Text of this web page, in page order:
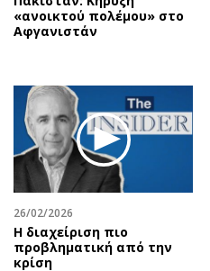
«ανοικτού πολέμου» στο
Αφγανιστάν
26/02/2026
Η διαχείριση πιο
προβληματική από την
κρίση